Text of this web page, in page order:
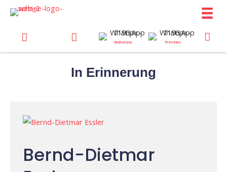
Zum
Inhalt
springen
Rathenow Premnitz
In Erinnerung
Bernd-Dietmar